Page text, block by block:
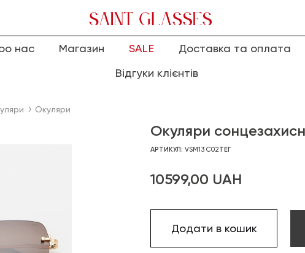
нас Магазин SALE Доставка та оплата
Відгуки клієнтів
Окуляри
Окуляри
АРТИКУЛ: VSM13 C02ТЕГ
10599,00 UAH
Додати в кошик